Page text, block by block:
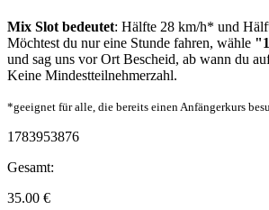
Mix Slot bedeutet: Hälfte 28 km/h* und
Möchtest du nur eine Stunde fahren, wähle
und sag uns vor Ort Bescheid, ab wann du
Keine Mindestteilnehmerzahl.
*geeignet für alle, die bereits einen Anfängerkurs
1783953876
Gesamt:
35.00 €